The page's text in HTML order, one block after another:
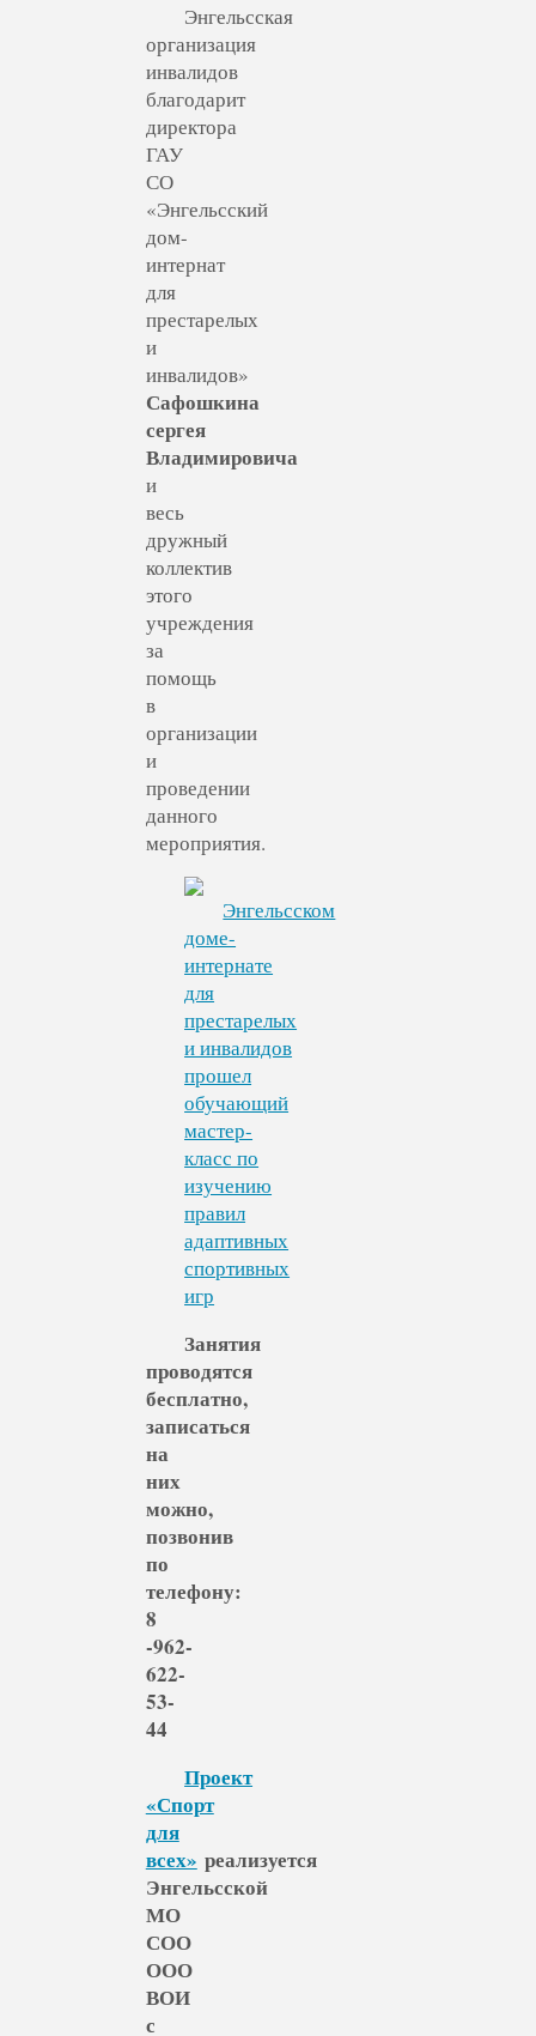
Энгельсская
организация
инвалидов
благодарит
директора
ГАУ
СО
«Энгельсский
дом-
интернат
для
престарелых
и
инвалидов»
Сафошкина
сергея
Владимировича
и
весь
дружный
коллектив
этого
учреждения
за
помощь
в
организации
и
проведении
данного
мероприятия.
Занятия
проводятся
бесплатно,
записаться
на
них
можно,
позвонив
по
телефону:
8
-962-
622-
53-
44
Проект
«Спорт
для
всех» реализуется
Энгельсской
МО
СОО
ООО
ВОИ
с